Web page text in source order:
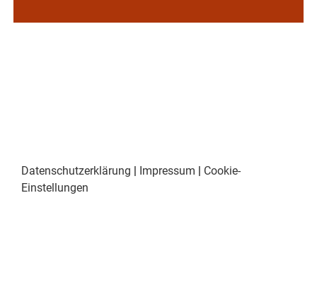
Datenschutzerklärung | Impressum | Cookie-
Einstellungen